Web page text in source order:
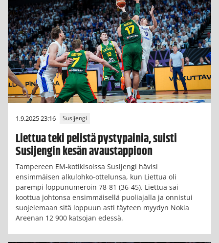
1.9.2025 23:16 Susijengi
Liettua teki pelistä pystypainia, suisti
Susijengin kesän avaustappioon
Tampereen EM-kotikisoissa Susijengi hävisi
ensimmäisen alkulohko-ottelunsa, kun Liettua oli
parempi loppunumeroin 78-81 (36-45). Liettua sai
koottua johtonsa ensimmäisellä puoliajalla ja onnistui
suojelemaan sitä loppuun asti täyteen myydyn Nokia
Areenan 12 900 katsojan edessä.